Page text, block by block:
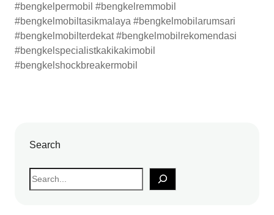
#bengkelpermobil #bengkelremmobil
#bengkelmobiltasikmalaya #bengkelmobilarumsari
#bengkelmobilterdekat #bengkelmobilrekomendasi
#bengkelspecialistkakikakimobil
#bengkelshockbreakermobil
Search
S
e